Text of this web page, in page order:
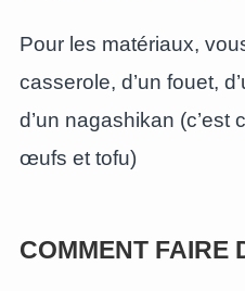
Pour les matériaux,
casserole, d’un fouet,
d’un nagashikan (c’est
œufs et tofu)
COMMENT FAIRE